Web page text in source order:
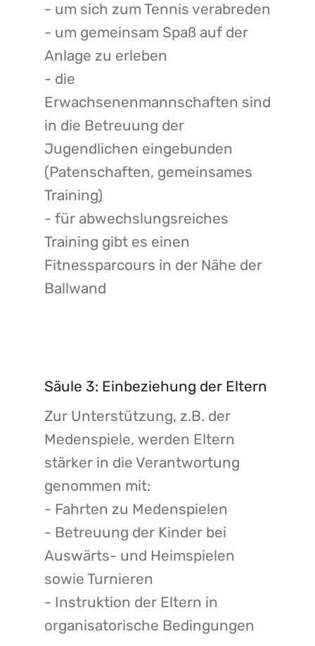
- um sich zum Tennis verabreden
- um gemeinsam Spaß auf der
Anlage zu erleben
- die
Erwachsenenmannschaften sind
in die Betreuung der
Jugendlichen eingebunden
(Patenschaften, gemeinsames
Training)
- für abwechslungsreiches
Training gibt es einen
Fitnessparcours in der Nähe der
Ballwand
Säule 3: Einbeziehung der Eltern
Zur Unterstützung, z.B. der
Medenspiele, werden Eltern
stärker in die Verantwortung
genommen mit:
- Fahrten zu Medenspielen
- Betreuung der Kinder bei
Auswärts- und Heimspielen
sowie Turnieren
- Instruktion der Eltern in
organisatorische Bedingungen